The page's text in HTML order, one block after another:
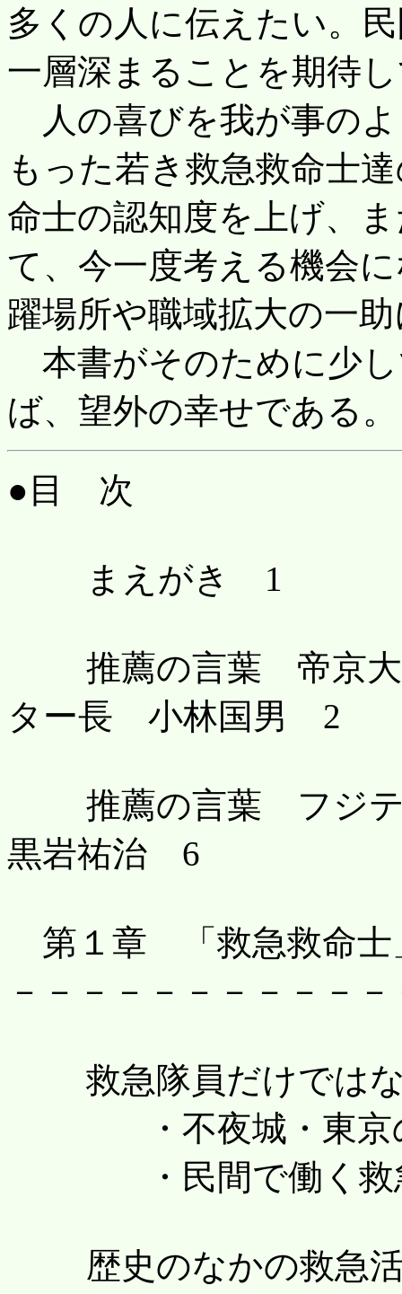
多くの人に伝えたい。
一層深まることを期待
人の喜びを我が事の
もった若き救急救命士
命士の認知度を上げ、
て、今一度考える機会
躍場所や職域拡大の一
本書がそのために少
ば、望外の幸せである
●目 次
まえがき 1
推薦の言葉 帝京大
ター長 小林国男 2
推薦の言葉 フジテ
黒岩祐治 6
第１章 「救急救命士
－－－－－－－－－－
救急隊員だけではな
・不夜城・東京の
・民間で働く救急
歴史のなかの救急